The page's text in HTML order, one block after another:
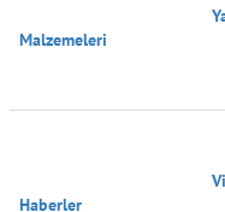
Malzemeleri
Haberler